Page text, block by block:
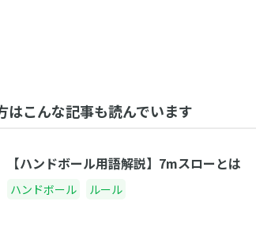
はこんな記事も読んでいます
【ハンドボール用語解説】7mスローとは
ハンドボール ルール